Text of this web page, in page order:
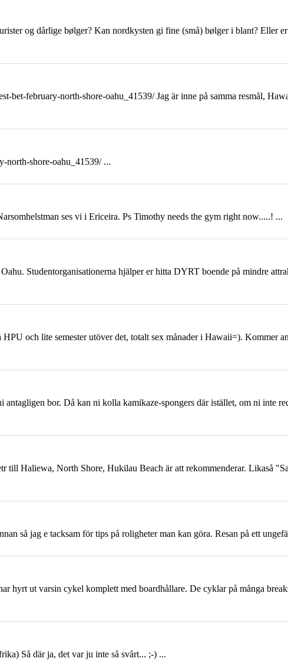
og dårlige bølger? Kan nordkysten gi fine (små) bølger i blant? Eller
bet-february-north-shore-oahu _41539/ Jag är inne på samma resmål,
north-shore-oahu _41539/ ...
ses vi i Ericeira. Ps Timothy needs the gym right now.....! ...
Oahu. Studentorganisationerna hjälper er hitta DYRT boende på mindre
och lite semester utöver det, totalt sex månader i Hawaii=). Kommer
bor. Då kan ni kolla kamikaze-spongers där istället, om ni inte
Haliewa, North Shore, Hukilau Beach är att rekommenderar. Likaså
så jag e tacksam för tips på roligheter man kan göra. Resan på ett
hyrt ut varsin cykel komplett med boardhållare. De cyklar på många
Så där ja, det var ju inte så svårt... ;-) ...